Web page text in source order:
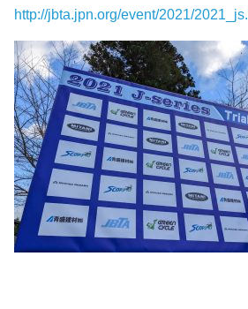
http://jbta.jpn.org/event/2021/